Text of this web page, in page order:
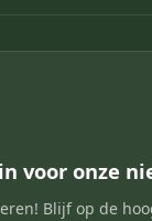
voor onze
Blijf op de